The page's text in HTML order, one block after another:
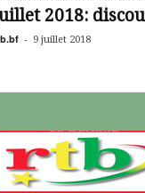
2018:
- 9 juillet 2018